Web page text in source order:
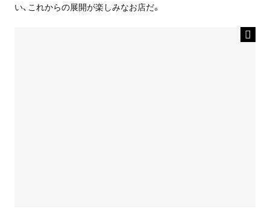
い、これからの展開が楽しみなお店だ。